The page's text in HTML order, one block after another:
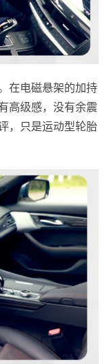
在电磁悬架的加持
高级感，没有余震
，只是运动型轮胎